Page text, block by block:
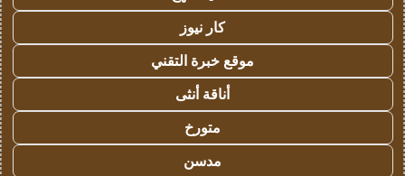
كار نيوز
موقع خبرة التقني
أناقة أنثى
متورخ
مدسن